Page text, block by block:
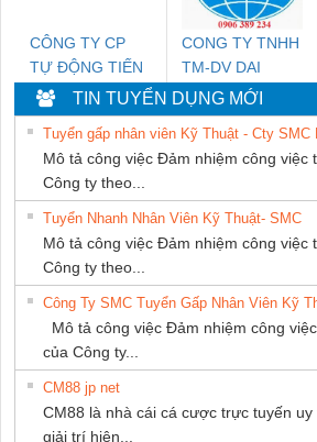
CÔNG TY CP
TỰ ĐỘNG TIẾN
HƯNG
CONG TY TNHH
TM-DV DAI
DONG THANH
TIN TUYỂN DỤNG MỚI
Tuyển gấp nhân viên Kỹ Thuật - Cty SMC
Mô tả công việc Đảm nhiệm công việc
Công ty theo...
Tuyển Nhanh Nhân Viên Kỹ Thuật- SMC
Mô tả công việc Đảm nhiệm công việc
Công ty theo...
Công Ty SMC Tuyển Gấp Nhân Viên Kỹ
Mô tả công việc Đảm nhiệm công
của Công ty...
CM88 jp net
CM88 là nhà cái cá cược trực tuyến
giải trí hiện...